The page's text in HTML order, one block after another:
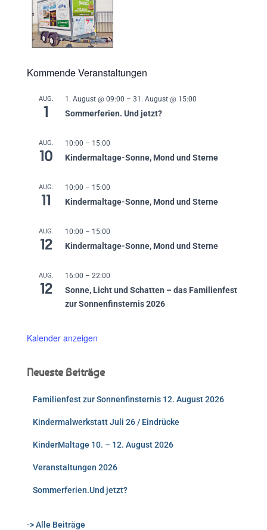
Kommende Veranstaltungen
AUG.
1
1. August @ 09:00 – 31. August @ 15:00
Sommerferien. Und jetzt?
AUG.
10
10:00 – 15:00
Kindermaltage-Sonne, Mond und Sterne
AUG.
11
10:00 – 15:00
Kindermaltage-Sonne, Mond und Sterne
AUG.
12
10:00 – 15:00
Kindermaltage-Sonne, Mond und Sterne
AUG.
12
16:00 – 22:00
Sonne, Licht und Schatten – das Familienfest
zur Sonnenfinsternis 2026
Kalender anzeigen
Neueste Beiträge
Familienfest zur Sonnenfinsternis 12. August 2026
Kindermalwerkstatt Juli 26 / Eindrücke
KinderMaltage 10. – 12. August 2026
Veranstaltungen 2026
Sommerferien.Und jetzt?
-> Alle Beiträge